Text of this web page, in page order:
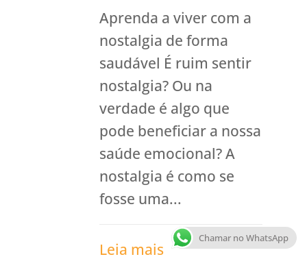
Aprenda a viver com a
nostalgia de forma
saudável É ruim sentir
nostalgia? Ou na
verdade é algo que
pode beneficiar a nossa
saúde emocional? A
nostalgia é como se
fosse uma...
Leia mais
Chamar no WhatsApp